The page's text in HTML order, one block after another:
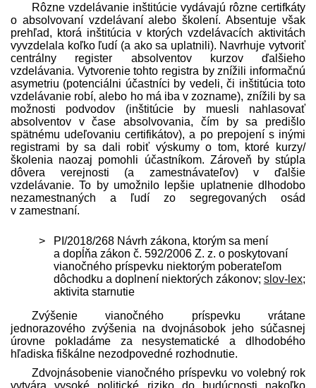
Rôzne vzdelávanie inštitúcie vydávajú rôzne certifkáty
o absolvovaní vzdelávaní alebo školení. Absentuje však
prehľad, ktorá inštitúcia v ktorých vzdelávacích aktivitách
vyvzdelala koľko ľudí (a ako sa uplatnili). Navrhuje vytvoriť
centrálny register absolventov kurzov ďalšieho
vzdelávania. Vytvorenie tohto registra by znížili informačnú
asymetriu (potenciálni účastníci by vedeli, či inštitúcia toto
vzdelávanie robí, alebo ho má iba v zozname), znížili by sa
možnosti podvodov (inštitúcie by muesli nahlasovať
absolventov v čase absolvovania, čím by sa pred­išlo
spätnému udeľovaniu certifikátov), a po prepojení s inými
registrami by sa dali robiť výskumy o tom, ktoré kurzy/
školenia naozaj pomohli účastníkom. Zároveň by stúpla
dôvera verejnosti (a zamest­návateľov) v ďalšie
vzdelávanie. To by umožnilo lepšie uplatnenie dlhodobo
nezamestnaných a ľudí zo segregovaných osád
v zamestnaní.
PI/2018/268 Návrh zákona, ktorým sa mení
a dopĺňa zákon č. 592/2006 Z. z. o poskytovaní
vianočného príspevku niektorým poberateľom
dôchodku a doplnení niektorých zákonov; slov-lex;
aktivita starnutie
Zvýšenie vianočného príspevku vrátane
jednorazového zvýšenia na dvojnásobok jeho súčasnej
úrovne pokladáme za nesystematické a dlhodobého
hľadiska fiškálne nezodpovedné rozhodnutie.
Zdvojnásobenie vianočného príspevku vo volebný rok
vytvára vysoké politické riziko do budúcnosti nakoľko